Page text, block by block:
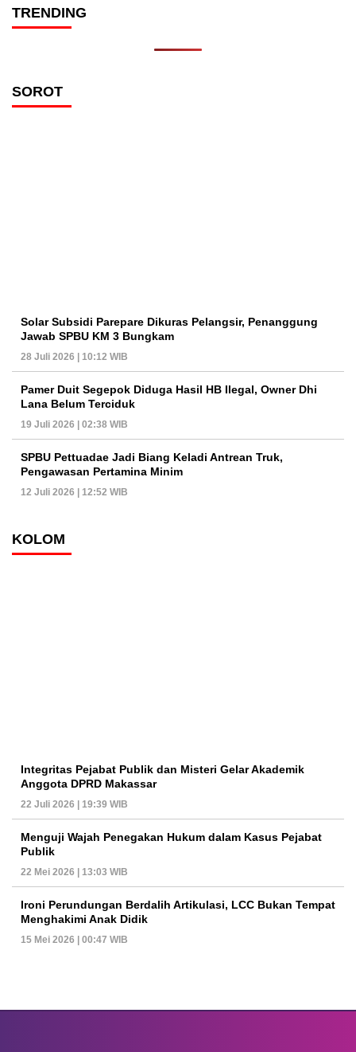
TRENDING
SOROT
Solar Subsidi Parepare Dikuras Pelangsir, Penanggung
Jawab SPBU KM 3 Bungkam
28 Juli 2026 | 10:12 WIB
Pamer Duit Segepok Diduga Hasil HB Ilegal, Owner Dhi
Lana Belum Terciduk
19 Juli 2026 | 02:38 WIB
SPBU Pettuadae Jadi Biang Keladi Antrean Truk,
Pengawasan Pertamina Minim
12 Juli 2026 | 12:52 WIB
KOLOM
Integritas Pejabat Publik dan Misteri Gelar Akademik
Anggota DPRD Makassar
22 Juli 2026 | 19:39 WIB
Menguji Wajah Penegakan Hukum dalam Kasus Pejabat
Publik
22 Mei 2026 | 13:03 WIB
Ironi Perundungan Berdalih Artikulasi, LCC Bukan Tempat
Menghakimi Anak Didik
15 Mei 2026 | 00:47 WIB